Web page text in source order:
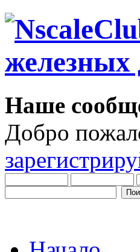
Наше
Добро